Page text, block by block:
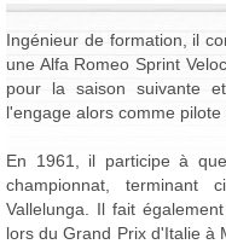
Ingénieur de formation, il
une Alfa Romeo Sprint
pour la saison suivante
l'engage alors comme pilote
En 1961, il participe à
championnat, terminant
Vallelunga. Il fait
lors du Grand Prix d'Italie à